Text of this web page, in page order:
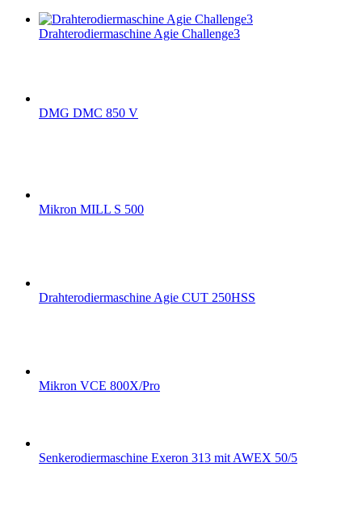
Drahterodiermaschine Agie Challenge3
DMG DMC 850 V
Mikron MILL S 500
Drahterodiermaschine Agie CUT 250HSS
Mikron VCE 800X/Pro
Senkerodiermaschine Exeron 313 mit AWEX 50/5